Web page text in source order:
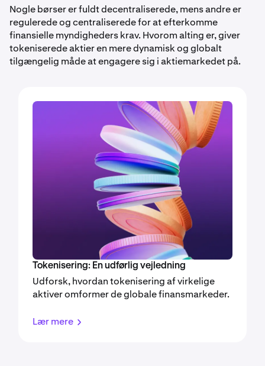
Nogle børser er fuldt decentraliserede, mens andre er
regulerede og centraliserede for at efterkomme
finansielle myndigheders krav. Hvorom alting er, giver
tokeniserede aktier en mere dynamisk og globalt
tilgængelig måde at engagere sig i aktiemarkedet på.
Tokenisering: En udførlig vejledning
Udforsk, hvordan tokenisering af virkelige
aktiver omformer de globale finansmarkeder.
Lær mere